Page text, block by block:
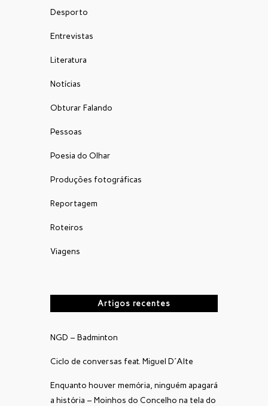
Desporto
Entrevistas
Literatura
Notícias
Obturar Falando
Pessoas
Poesia do Olhar
Produções fotográficas
Reportagem
Roteiros
Viagens
Artigos recentes
NGD – Badminton
Ciclo de conversas feat. Miguel D´Alte
Enquanto houver memória, ninguém apagará
a história – Moinhos do Concelho na tela do